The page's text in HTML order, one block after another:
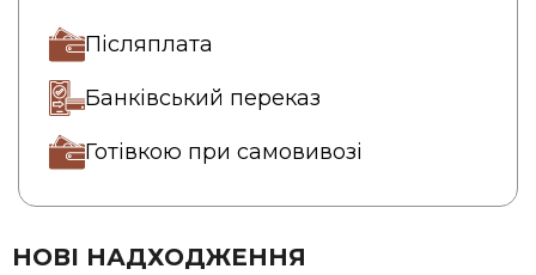
Післяплата
Банківський переказ
Готівкою при самовивозі
НОВІ НАДХОДЖЕННЯ